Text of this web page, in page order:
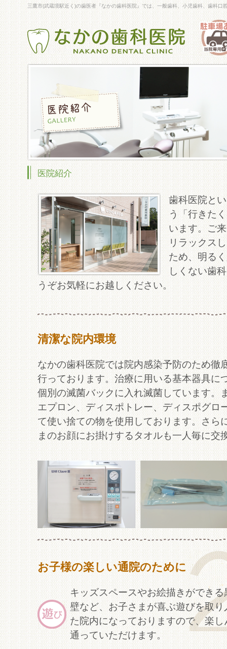
三鷹市(武蔵境駅近く)の歯医者『なかの歯科医院』では、一般歯科、小児歯科、歯科
医院紹介
歯科医院と
う「行きた
います。ご
リラックス
ため、明る
しくない歯
うぞお気軽にお越しください。
清潔な院内環境
なかの歯科医院では院内感染予防のため徹
行っております。治療に用いる基本器具に
個別の滅菌バックに入れ滅菌しています。
エプロン、ディスポトレー、ディスポグロ
て使い捨ての物を使用しております。さら
まのお顔にお掛けするタオルも一人毎に交
お子様の楽しい通院のために
キッズスペースやお絵描きができる
壁など、お子さまが喜ぶ遊びを取り
た院内になっておりますので、楽し
通っていただけます。